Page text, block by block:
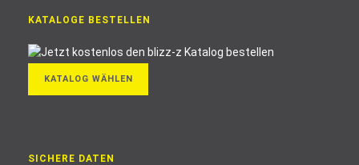
KATALOGE BESTELLEN
KATALOG WÄHLEN
SICHERE DATEN